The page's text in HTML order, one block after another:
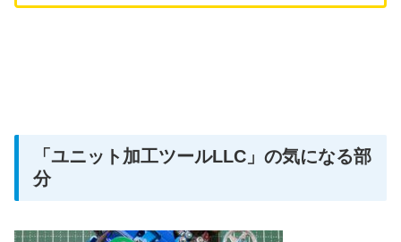
「ユニット加工ツールLLC」の気になる部
分